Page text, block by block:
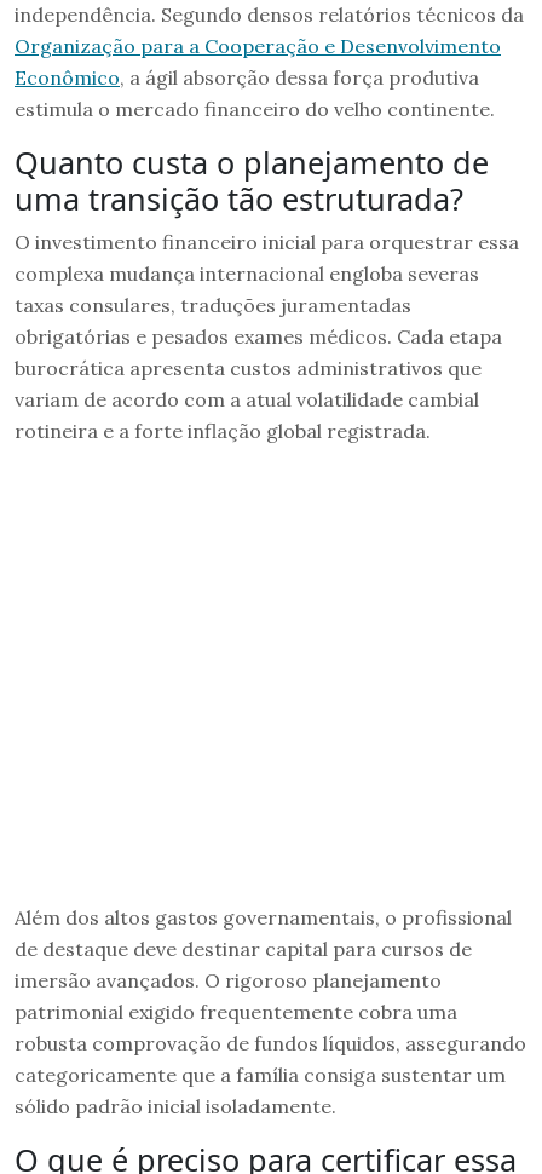
independência. Segundo densos relatórios técnicos da
Organização para a Cooperação e Desenvolvimento
Econômico, a ágil absorção dessa força produtiva
estimula o mercado financeiro do velho continente.
Quanto custa o planejamento de
uma transição tão estruturada?
O investimento financeiro inicial para orquestrar essa
complexa mudança internacional engloba severas
taxas consulares, traduções juramentadas
obrigatórias e pesados exames médicos. Cada etapa
burocrática apresenta custos administrativos que
variam de acordo com a atual volatilidade cambial
rotineira e a forte inflação global registrada.
Além dos altos gastos governamentais, o profissional
de destaque deve destinar capital para cursos de
imersão avançados. O rigoroso planejamento
patrimonial exigido frequentemente cobra uma
robusta comprovação de fundos líquidos, assegurando
categoricamente que a família consiga sustentar um
sólido padrão inicial isoladamente.
O que é preciso para certificar essa